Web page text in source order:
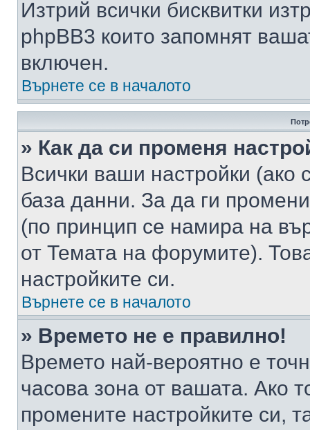
Изтрий всички бисквитки
phpBB3 които запомнят
включен.
Върнете се в началото
» Как да си променя
Всички ваши настройки (ако
база данни. За да ги
(по принцип се намира на
от Темата на форумите).
настройките си.
Върнете се в началото
» Времето не е правилно!
Времето най-вероятно е
часова зона от вашата. Ако
промените настройките си,